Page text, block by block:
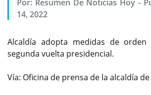
Por: Resumen De Noticias Hoy -
14, 2022
Alcaldía adopta medidas de
segunda vuelta presidencial.
Vía: Oficina de prensa de la alcaldía